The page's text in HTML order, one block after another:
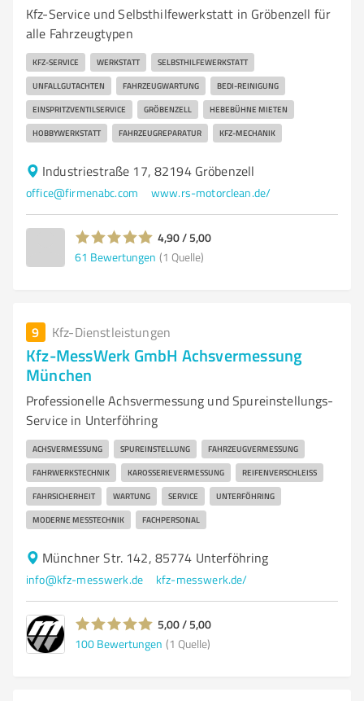
Kfz-Service und Selbsthilfewerkstatt in Gröbenzell für
alle Fahrzeugtypen
KFZ-SERVICE WERKSTATT SELBSTHILFEWERKSTATT
UNFALLGUTACHTEN FAHRZEUGWARTUNG BEDI-REINIGUNG
EINSPRITZVENTILSERVICE GRÖBENZELL HEBEBÜHNE MIETEN
HOBBYWERKSTATT FAHRZEUGREPARATUR KFZ-MECHANIK
Industriestraße 17, 82194 Gröbenzell
office@firmenabc.com www.rs-motorclean.de/
4,90 / 5,00
61 Bewertungen (1 Quelle)
9 Kfz-Dienstleistungen
Kfz-MessWerk GmbH Achsvermessung
München
Professionelle Achsvermessung und Spureinstellungs-
Service in Unterföhring
ACHSVERMESSUNG SPUREINSTELLUNG FAHRZEUGVERMESSUNG
FAHRWERKSTECHNIK KAROSSERIEVERMESSUNG REIFENVERSCHLEISS
FAHRSICHERHEIT WARTUNG SERVICE UNTERFÖHRING
MODERNE MESSTECHNIK FACHPERSONAL
Münchner Str. 142, 85774 Unterföhring
info@kfz-messwerk.de kfz-messwerk.de/
5,00 / 5,00
100 Bewertungen (1 Quelle)